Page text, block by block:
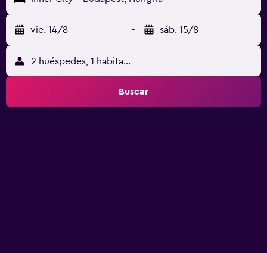
vie. 14/8 - sáb. 15/8
2 huéspedes, 1 habitación
Buscar